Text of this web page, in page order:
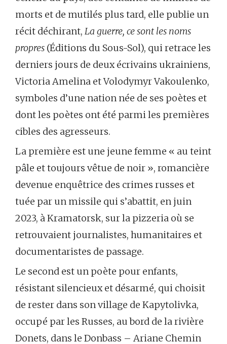
morts et de mutilés plus tard, elle publie un
récit déchirant, La guerre, ce sont les noms
propres (Éditions du Sous-Sol), qui retrace les
derniers jours de deux écrivains ukrainiens,
Victoria Amelina et Volodymyr Vakoulenko,
symboles d’une nation née de ses poètes et
dont les poètes ont été parmi les premières
cibles des agresseurs.
La première est une jeune femme « au teint
pâle et toujours vêtue de noir », romancière
devenue enquêtrice des crimes russes et
tuée par un missile qui s’abattit, en juin
2023, à Kramatorsk, sur la pizzeria où se
retrouvaient journalistes, humanitaires et
documentaristes de passage.
Le second est un poète pour enfants,
résistant silencieux et désarmé, qui choisit
de rester dans son village de Kapytolivka,
occupé par les Russes, au bord de la rivière
Donets, dans le Donbass – Ariane Chemin